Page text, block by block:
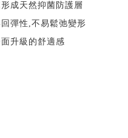
成天然抑菌防護層
彈性,不易鬆弛變形
升級的舒適感